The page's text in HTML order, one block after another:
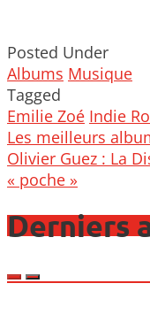
Posted Under
Albums Musique
Tagged
Emilie Zoé Indie
Post
Les meilleurs
Olivier Guez : La
« poche »
Derniers